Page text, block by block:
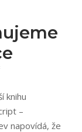
knihu
–
napovídá, že